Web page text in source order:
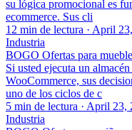
su lógica promocional es
ecommerce. Sus cli
12 min de lectura · April
Industria
BOGO Ofertas para
Si usted ejecuta un
WooCommerce, sus
uno de los ciclos de c
5 min de lectura · April 23,
Industria